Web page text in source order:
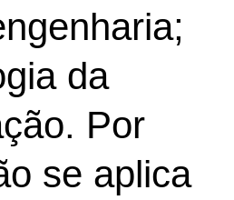
da
Por
se aplica